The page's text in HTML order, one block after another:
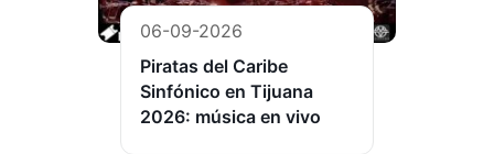
06-09-2026
Piratas del Caribe
Sinfónico en Tijuana
2026: música en vivo